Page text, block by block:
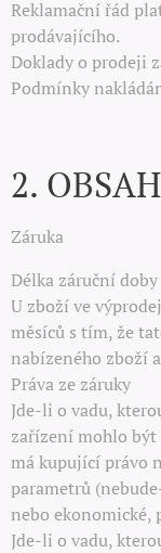
Reklamační řád
prodávajícího.
Doklady o prodeji
Podmínky
2.
Záruka
Délka záruční doby
U zboží ve
měsíců s tím, že
nabízeného zboží
Práva ze záruky
Jde-li o vadu,
zařízení mohlo být
má kupující právo
parametrů
nebo ekonomické,
Jde-li o vadu,